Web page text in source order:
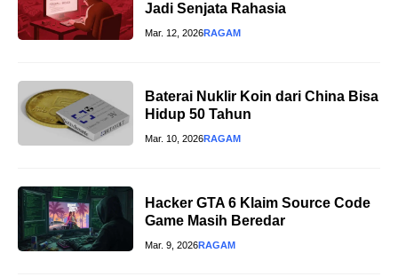
Jadi Senjata Rahasia
Mar. 12, 2026RAGAM
Baterai Nuklir Koin dari China Bisa
Hidup 50 Tahun
Mar. 10, 2026RAGAM
Hacker GTA 6 Klaim Source Code
Game Masih Beredar
Mar. 9, 2026RAGAM